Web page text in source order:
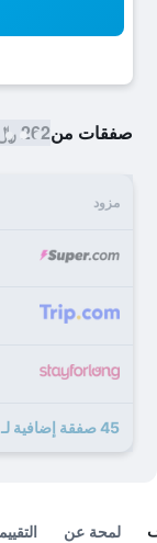
صفقات من262 ﷼
مزود
45 صفقة إضافية لـ راديسون بارا ريو دي جانيرو
لمحة عن